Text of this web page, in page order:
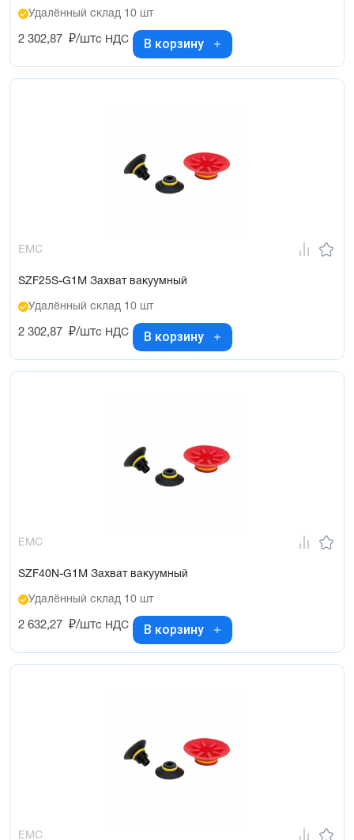
Удалённый склад 10 шт
2 302,87 ₽/штс НДС В корзину
EMC
SZF25S-G1M Захват вакуумный
Удалённый склад 10 шт
2 302,87 ₽/штс НДС В корзину
EMC
SZF40N-G1M Захват вакуумный
Удалённый склад 10 шт
2 632,27 ₽/штс НДС В корзину
EMC